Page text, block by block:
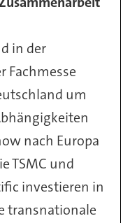
in der
Fachmesse
um
nach Europa
TSMC und
investieren in
transnationale